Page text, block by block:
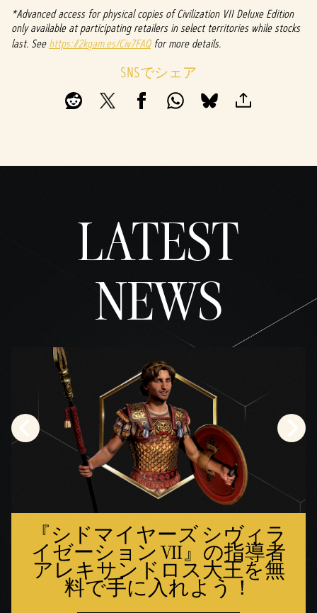
*Advanced access for physical copies of Civilization VII Deluxe Edition
only available at participating retailers in select territories while stocks
last. Seehttps://2kgam.es/Civ7FAQfor more details.
SNSでシェア
LATEST
NEWS
『シドマイヤーズ シヴィラ
イゼーション VII』の指導者
アレキサンドロス大王を無
料で手に入れよう！